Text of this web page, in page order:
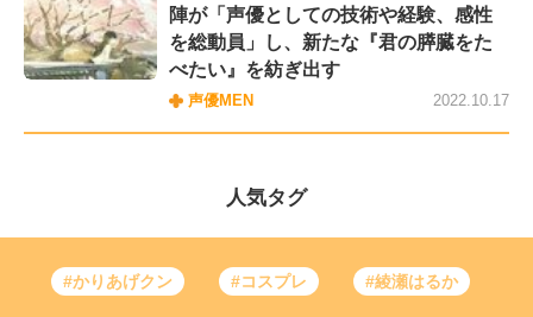
陣が「声優としての技術や経験、感性
を総動員」し、新たな『君の膵臓をた
べたい』を紡ぎ出す
声優MEN 2022.10.17
人気タグ
#かりあげクン #コスプレ #綾瀬はるか